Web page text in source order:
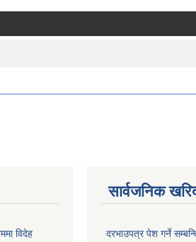
विदेह
सार्वजनिक
दरभाउपत्र पेश गर्ने